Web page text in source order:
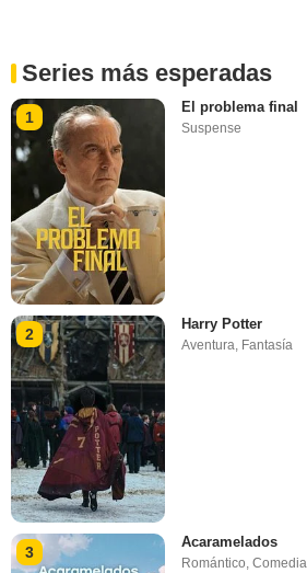
Series más esperadas
1
El problema final
Suspense
2
Harry Potter
Aventura, Fantasía
3
Acaramelados
Romántico ,Comedia